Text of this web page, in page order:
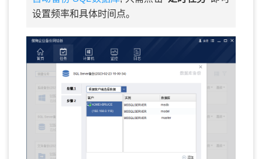
设置频率和具体时间点。